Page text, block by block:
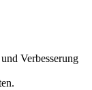
Verbesserung